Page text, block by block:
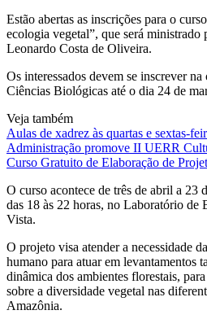
Estão abertas as inscrições para o
ecologia vegetal”, que será
Leonardo Costa de Oliveira.
Os interessados devem se inscrever
Ciências Biológicas até o dia 24 de
Veja também
Aulas de xadrez às quartas e sextas-
Administração promove II UERR
Curso Gratuito de Elaboração de
O curso acontece de três de abril a 23
das 18 às 22 horas, no Laboratório de
Vista.
O projeto visa atender a necessidade
humano para atuar em levantamentos
dinâmica dos ambientes florestais,
sobre a diversidade vegetal nas
Amazônia.